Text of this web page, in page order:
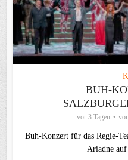
BUH-
vor 3 Tagen
Buh-Konzert für das Regie-
Ariadne